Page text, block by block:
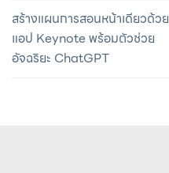
สร้างแผนการสอนหน้าเดียวด้วย
แอป Keynote พร้อมตัวช่วย
อัจฉริยะ ChatGPT